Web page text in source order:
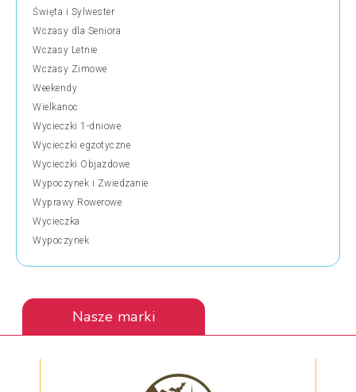
Święta i Sylwester
Wczasy dla Seniora
Wczasy Letnie
Wczasy Zimowe
Weekendy
Wielkanoc
Wycieczki 1-dniowe
Wycieczki egzotyczne
Wycieczki Objazdowe
Wypoczynek i Zwiedzanie
Wyprawy Rowerowe
Wycieczka
Wypoczynek
Nasze marki